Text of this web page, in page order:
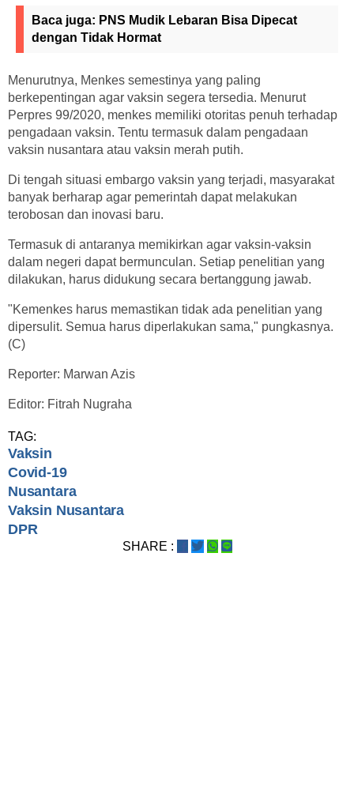
Baca juga: PNS Mudik Lebaran Bisa Dipecat
dengan Tidak Hormat
Menurutnya, Menkes semestinya yang paling
berkepentingan agar vaksin segera tersedia. Menurut
Perpres 99/2020, menkes memiliki otoritas penuh terhadap
pengadaan vaksin. Tentu termasuk dalam pengadaan
vaksin nusantara atau vaksin merah putih.
Di tengah situasi embargo vaksin yang terjadi, masyarakat
banyak berharap agar pemerintah dapat melakukan
terobosan dan inovasi baru.
Termasuk di antaranya memikirkan agar vaksin-vaksin
dalam negeri dapat bermunculan. Setiap penelitian yang
dilakukan, harus didukung secara bertanggung jawab.
"Kemenkes harus memastikan tidak ada penelitian yang
dipersulit. Semua harus diperlakukan sama," pungkasnya.
(C)
Reporter: Marwan Azis
Editor: Fitrah Nugraha
TAG:
Vaksin
Covid-19
Nusantara
Vaksin Nusantara
DPR
SHARE :